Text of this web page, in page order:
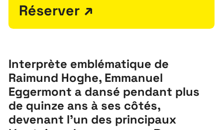
Interprète emblématique de
Raimund Hoghe, Emmanuel
Eggermont a dansé pendant plus
de quinze ans à ses côtés,
devenant l’un des principaux
Réserver